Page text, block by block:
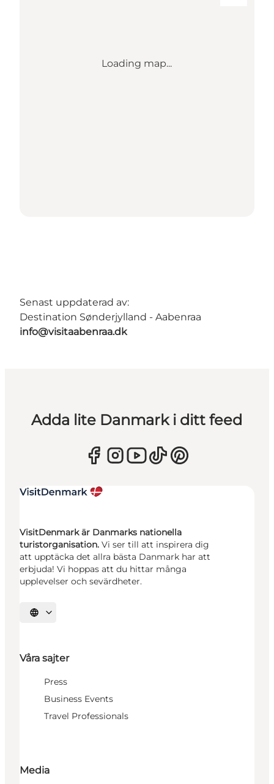
Loading map...
Senast uppdaterad av:
Destination Sønderjylland - Aabenraa
info@visitaabenraa.dk
Adda lite Danmark i ditt feed
VisitDenmark är Danmarks nationella
turistorganisation. Vi ser till att inspirera dig
att upptäcka det allra bästa Danmark har att
erbjuda! Vi hoppas att du hittar många
upplevelser och sevärdheter.
Välj språk
Våra sajter
Press
Business Events
Travel Professionals
Media